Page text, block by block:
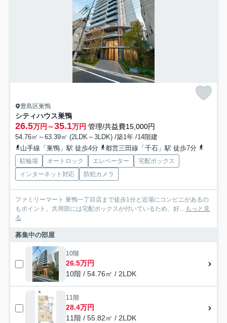
豊島区巣鴨
シティハウス巣鴨
26.5万円～35.1万円 管理/共益費15,000円
54.76㎡～63.39㎡ (2LDK～3LDK) /築1年 /14階建
山手線「巣鴨」駅 徒歩4分
都営三田線「千石」駅 徒歩7分
駐輪場 オートロック エレベーター
宅配ボックス
インターネット対応
防犯カメラ
ファミリーマート 巣鴨一丁目店まで徒歩1分と近場にコンビニがあるの
もポイント。共用部には宅配ボックスが付いているため、好... もっと見
る
募集中の部屋
10階
26.5万円
10階 / 54.76㎡ / 2LDK
11階
28.4万円
11階 / 55.82㎡ / 2LDK